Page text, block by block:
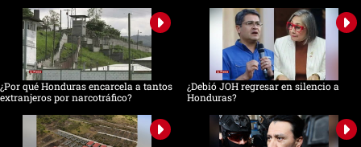
¿Por qué Honduras encarcela a tantos
extranjeros por narcotráfico?
¿Debió JOH regresar en silencio a
Honduras?